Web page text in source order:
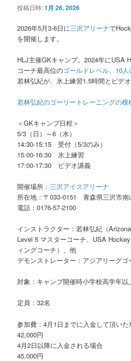
投稿日時:1月 26, 2026
2026年5月3-6日に三沢アリーナで
を開催します。
HLJ主催GKキャンプ。2024年にUSA
コーチ最高位のゴールドレベル、10
若林弘紀が、氷上練習1.5時間とビデ
若林弘紀のゴーリートレーニングの模
＜GKキャンプ日程＞
5/3（日）～6（水）
14:30-15:15 受付（5/3のみ）
15:00-16:30 氷上練習
17:00-17:30 ビデオ講義
開催場所：三沢アイスアリーナ
所在地：〒033-0151 青森県三沢市南
電話：0176-57-2100
インストラクター：若林弘紀（
Level 5 マスターコーチ、USA
ィングコーチ）、他
デモンストレーター：アジアリーグゴ
対象：キャンプ開催時小学校高学年以
定員：32名
参加費：4月1日までに入金して頂いた
42,000円
4月2日以降に入金される場合
45,000円